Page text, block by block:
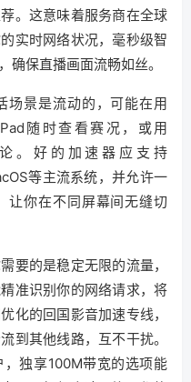
。这意味着服务商在全球
实时网络状况，毫秒级智
确保直播画面流畅如丝。
场景是流动的，可能在用
随时查看赛况，或用
。好的加速器应支持
等主流系统，并允许一
让你在不同屏幕间无缝切
要的是稳定无限的流量，
准识别你的网络请求，将
化的回国影音加速专线，
到其他线路，互不干扰。
独享100M带宽的选项能